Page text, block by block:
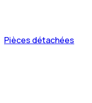
Pièces détachées